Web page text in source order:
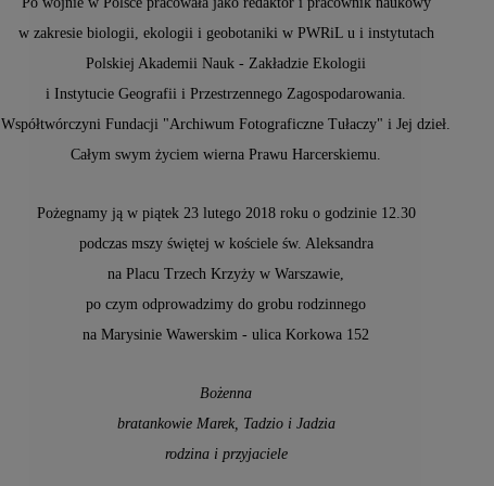
w zakresie biologii, ekologii i geobotaniki w PWRiL u i instytutach
Polskiej Akademii Nauk - Zakładzie Ekologii
i Instytucie Geografii i Przestrzennego Zagospodarowania.
Współtwórczyni Fundacji "Archiwum Fotograficzne Tułaczy" i Jej dzieł.
Całym swym życiem wierna Prawu Harcerskiemu.
Pożegnamy ją w piątek 23 lutego 2018 roku o godzinie 12.30
podczas mszy świętej w kościele św. Aleksandra
na Placu Trzech Krzyży w Warszawie,
po czym odprowadzimy do grobu rodzinnego
na Marysinie Wawerskim - ulica Korkowa 152
Bożenna
bratankowie Marek, Tadzio i Jadzia
rodzina i przyjaciele